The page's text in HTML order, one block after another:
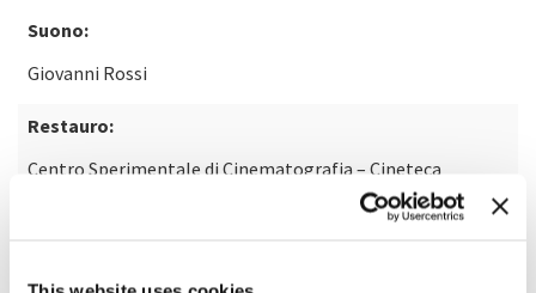
Suono:
Giovanni Rossi
Restauro:
Centro Sperimentale di Cinematografia – Cineteca